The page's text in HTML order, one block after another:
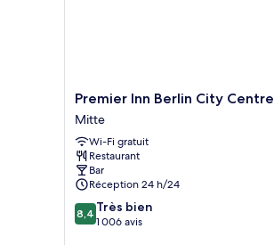
Premier
Inn
Berlin
City
Centre
Mitte
Premier Inn Berlin City Centre
Mitte
Wi-Fi gratuit
Restaurant
Bar
Réception 24 h/24
8.4
sur
8,4 Très bien
1 006 avis